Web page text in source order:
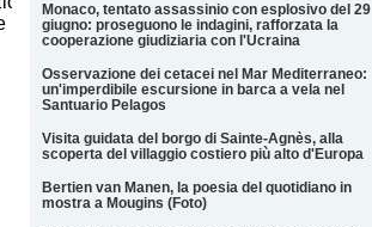
Monaco, tentato assassinio con esplosivo del 29
giugno: proseguono le indagini, rafforzata la
cooperazione giudiziaria con l'Ucraina
Osservazione dei cetacei nel Mar Mediterraneo:
un'imperdibile escursione in barca a vela nel
Santuario Pelagos
Visita guidata del borgo di Sainte-Agnès, alla
scoperta del villaggio costiero più alto d'Europa
Bertien van Manen, la poesia del quotidiano in
mostra a Mougins (Foto)